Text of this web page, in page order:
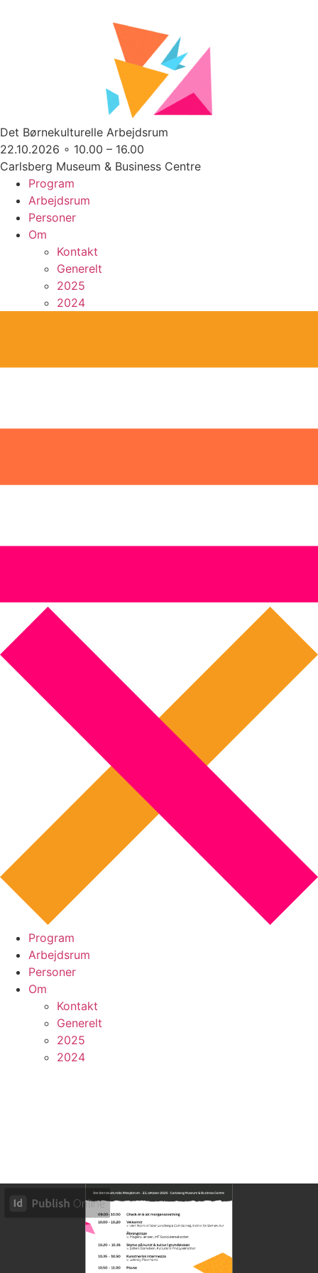
Det Børnekulturelle Arbejdsrum
22.10.2026 ∘ 10.00 – 16.00
Carlsberg Museum & Business Centre
Program
Arbejdsrum
Personer
Om
Kontakt
Generelt
2025
2024
Program
Arbejdsrum
Personer
Om
Kontakt
Generelt
2025
2024